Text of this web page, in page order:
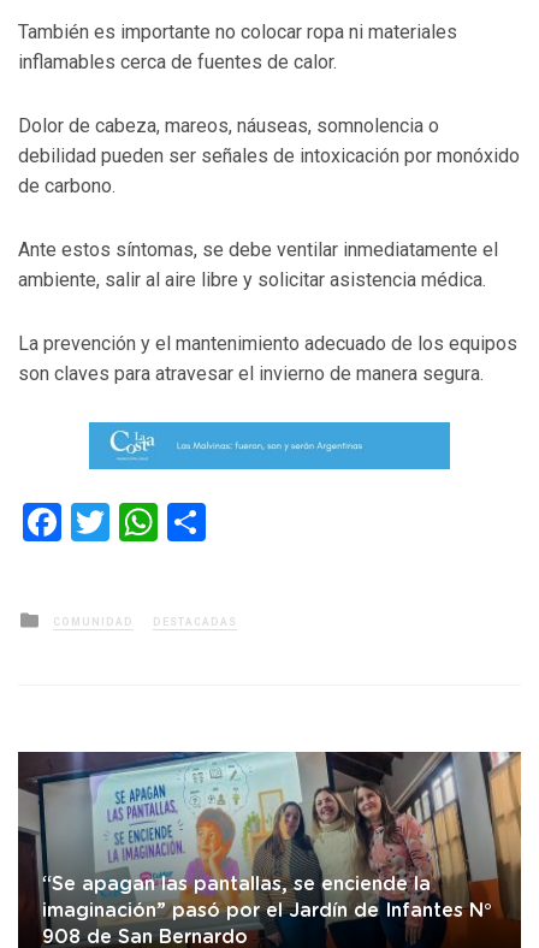
También es importante no colocar ropa ni materiales
inflamables cerca de fuentes de calor.
Dolor de cabeza, mareos, náuseas, somnolencia o
debilidad pueden ser señales de intoxicación por monóxido
de carbono.
Ante estos síntomas, se debe ventilar inmediatamente el
ambiente, salir al aire libre y solicitar asistencia médica.
La prevención y el mantenimiento adecuado de los equipos
son claves para atravesar el invierno de manera segura.
Facebook
TwitterWhatsApp
Posted
in
COMUNIDAD DESTACADAS
“Se apagan las pantallas, se enciende la
imaginación” pasó por el Jardín de Infantes N°
908 de San Bernardo